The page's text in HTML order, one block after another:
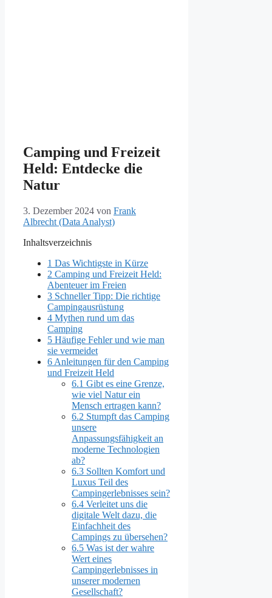
Camping und Freizeit
Held: Entdecke die
Natur
3. Dezember 2024 von Frank
Albrecht (Data Analyst)
Inhaltsverzeichnis
1 Das Wichtigste in Kürze
2 Camping und Freizeit Held:
Abenteuer im Freien
3 Schneller Tipp: Die richtige
Campingausrüstung
4 Mythen rund um das
Camping
5 Häufige Fehler und wie man
sie vermeidet
6 Anleitungen für den Camping
und Freizeit Held
6.1 Gibt es eine Grenze,
wie viel Natur ein
Mensch ertragen kann?
6.2 Stumpft das Camping
unsere
Anpassungsfähigkeit an
moderne Technologien
ab?
6.3 Sollten Komfort und
Luxus Teil des
Campingerlebnisses sein?
6.4 Verleitet uns die
digitale Welt dazu, die
Einfachheit des
Campings zu übersehen?
6.5 Was ist der wahre
Wert eines
Campingerlebnisses in
unserer modernen
Gesellschaft?